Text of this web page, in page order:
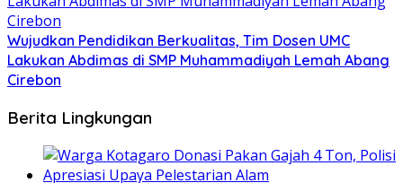
Wujudkan Pendidikan Berkualitas, Tim Dosen UMC
Lakukan Abdimas di SMP Muhammadiyah Lemah Abang
Cirebon
Berita Lingkungan